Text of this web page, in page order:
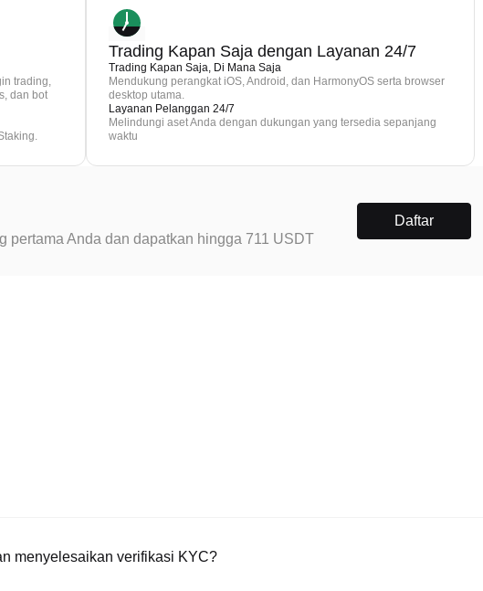
trading,
dan bot
Trading Kapan Saja dengan Layanan 24/7
Trading Kapan Saja, Di Mana Saja
Mendukung perangkat iOS, Android, dan HarmonyOS serta browser
desktop utama.
Layanan Pelanggan 24/7
Melindungi aset Anda dengan dukungan yang tersedia sepanjang
waktu
pertama Anda dan dapatkan hingga 711 USDT
Daftar
menyelesaikan verifikasi KYC?